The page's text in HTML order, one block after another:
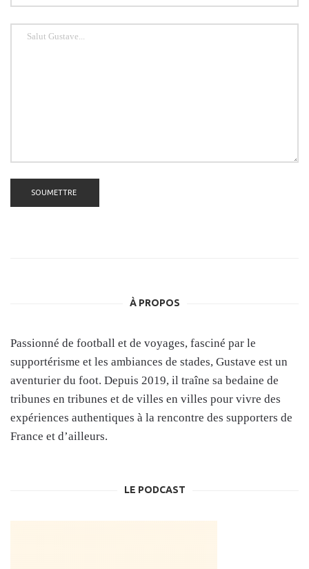
À PROPOS
Passionné de football et de voyages, fasciné par le
supportérisme et les ambiances de stades, Gustave est un
aventurier du foot. Depuis 2019, il traîne sa bedaine de
tribunes en tribunes et de villes en villes pour vivre des
expériences authentiques à la rencontre des supporters de
France et d’ailleurs.
LE PODCAST